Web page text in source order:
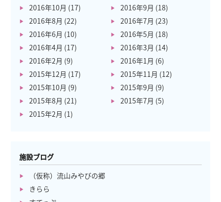
2016年10月 (17) 2016年9月 (18)
2016年8月 (22) 2016年7月 (23)
2016年6月 (10) 2016年5月 (18)
2016年4月 (17) 2016年3月 (14)
2016年2月 (9) 2016年1月 (6)
2015年12月 (17) 2015年11月 (12)
2015年10月 (9) 2015年9月 (9)
2015年8月 (21) 2015年7月 (5)
2015年2月 (1)
施設ブログ
（仮称）流山みやびの郷
きらら